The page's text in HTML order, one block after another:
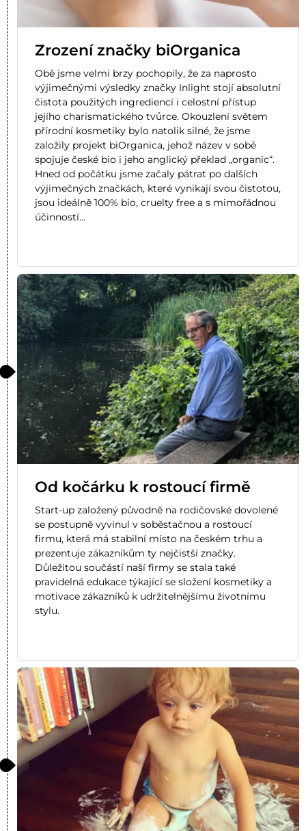
Zrození značky biOrganica
Obě jsme velmi brzy pochopily, že za naprosto
výjimečnými výsledky značky Inlight stojí absolutní
čistota použitých ingrediencí i celostní přístup
jejího charismatického tvůrce. Okouzlení světem
přírodní kosmetiky bylo natolik silné, že jsme
založily projekt biOrganica, jehož název v sobě
spojuje české bio i jeho anglický překlad „organic“.
Hned od počátku jsme začaly pátrat po dalších
výjimečných značkách, které vynikají svou čistotou,
jsou ideálně 100% bio, cruelty free a s mimořádnou
účinností...
Od kočárku k rostoucí firmě
Start-up založený původně na rodičovské dovolené
se postupně vyvinul v soběstačnou a rostoucí
firmu, která má stabilní místo na českém trhu a
prezentuje zákazníkům ty nejčistší značky.
Důležitou součástí naší firmy se stala také
pravidelná edukace týkající se složení kosmetiky a
motivace zákazníků k udržitelnějšímu životnímu
stylu.